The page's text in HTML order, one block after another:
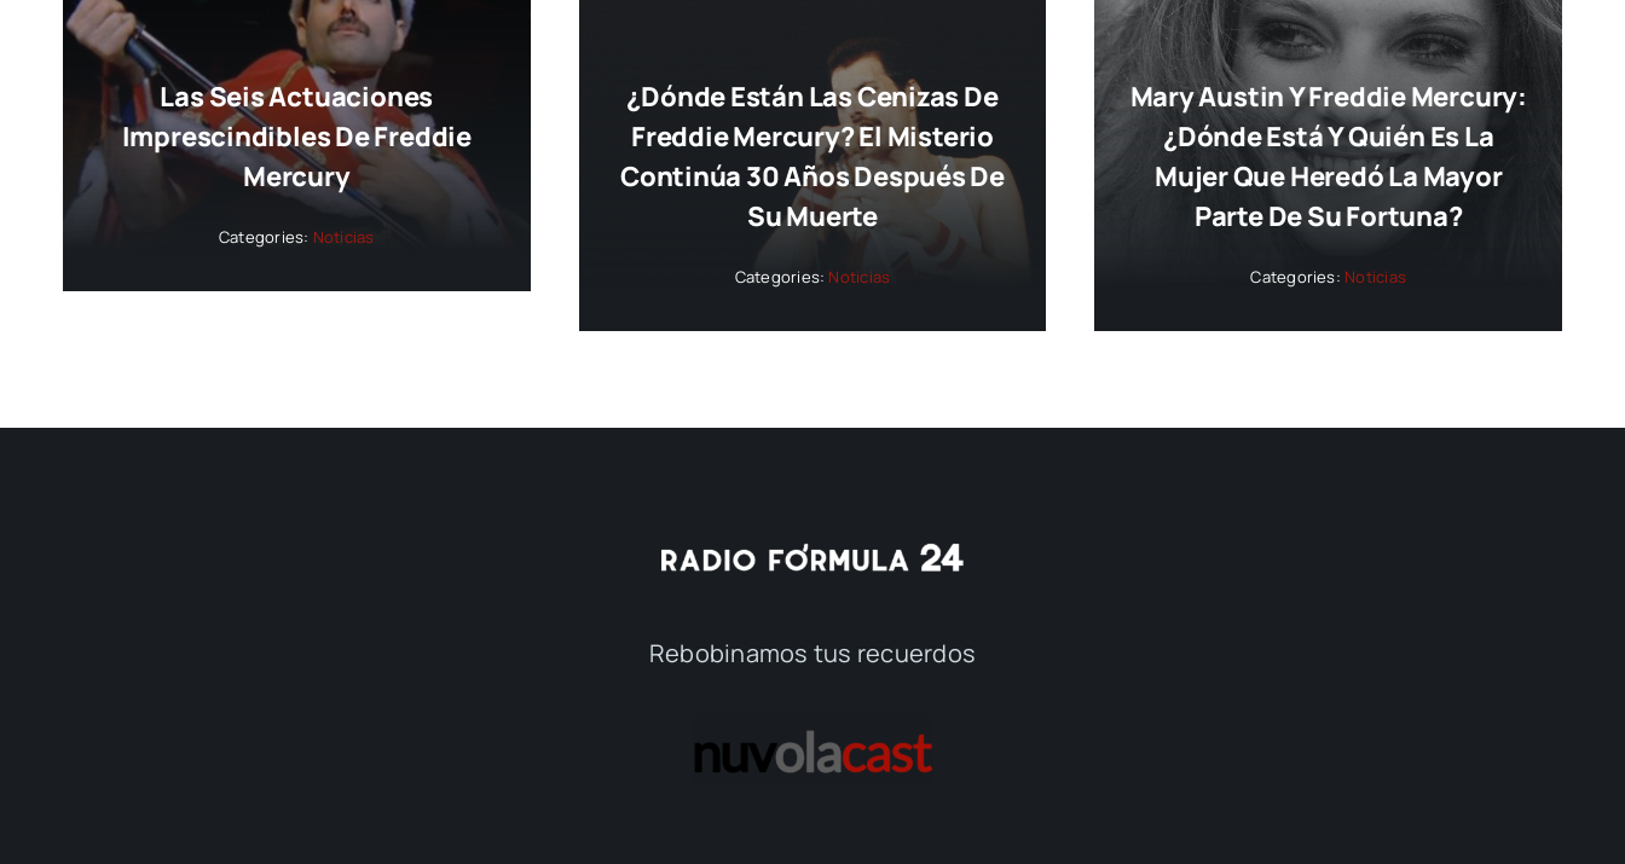
Las Seis Actuaciones
Imprescindibles De Freddie
Mercury
Categories: Noticias
¿Dónde Están Las Cenizas De
Freddie Mercury? El Misterio
Continúa 30 Años Después De
Su Muerte
Categories: Noticias
Mary Austin Y Freddie Mercury:
¿dónde Está Y Quién Es La
Mujer Que Heredó La Mayor
Parte De Su Fortuna?
Categories: Noticias
Rebobinamos tus recuerdos